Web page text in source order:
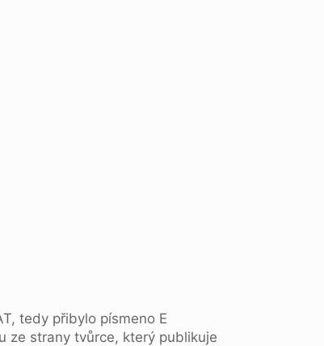
tedy přibylo písmeno E
ze strany tvůrce, který publikuje